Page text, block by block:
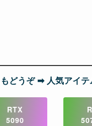
どうぞ ➡︎ 人気アイ
RTX
5090